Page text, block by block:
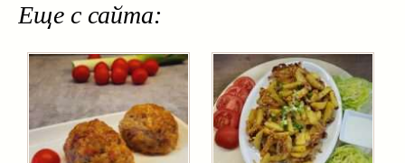
Еще с сайта: